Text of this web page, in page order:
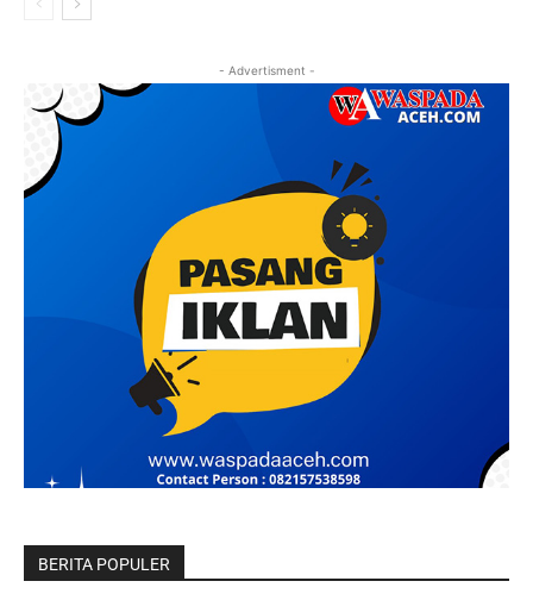
- Advertisment -
BERITA POPULER